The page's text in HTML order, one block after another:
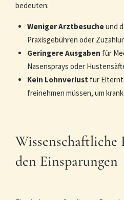
bedeuten:
Weniger Arztbesucheund
Praxisgebühren oder
Geringere Ausgaben für
Nasensprays oder
Kein Lohnverlustfür
freinehmen müssen, um
Wissenschaftliche
den Einsparungen